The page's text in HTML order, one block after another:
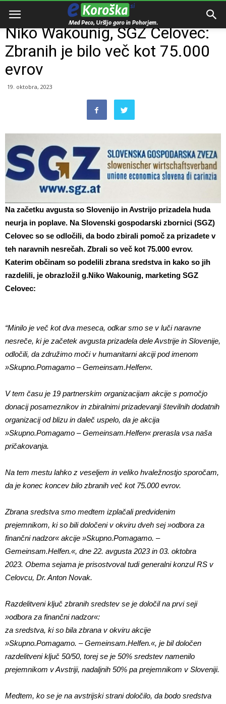
Domov
Niko Wakounig, SGZ Celovec:
Zbranih je bilo več kot 75.000
evrov
19. oktobra, 2023
Na začetku avgusta so Slovenijo in Avstrijo prizadela huda
neurja in poplave. Na Slovenski gospodarski zbornici (SGZ)
Celovec so se odločili, da bodo zbirali pomoč za prizadete v
teh naravnih nesrečah. Zbrali so več kot 75.000 evrov.
Katerim občinam so podelili zbrana sredstva in kako so jih
razdelili, je obrazložil g.Niko Wakounig, marketing SGZ
Celovec:
“Minilo je več kot dva meseca, odkar smo se v luči naravne
nesreče, ki je začetek avgusta prizadela dele Avstrije in Slovenije,
odločili, da združimo moči v humanitarni akciji pod imenom
»Skupno.Pomagamo – Gemeinsam.Helfen«.
V tem času je 19 partnerskim organizacijam akcije s pomočjo
donacij posameznikov in zbiralnimi prizadevanji številnih dodatnih
organizacij od blizu in daleč uspelo, da je akcija
»Skupno.Pomagamo – Gemeinsam.Helfen« prerasla vsa naša
pričakovanja.
Na tem mestu lahko z veseljem in veliko hvaležnostjo sporočam,
da je konec koncev bilo zbranih več kot 75.000 evrov.
Zbrana sredstva smo medtem izplačali predvidenim
prejemnikom, ki so bili določeni v okviru dveh sej »odbora za
finančni nadzor« akcije »Skupno.Pomagamo. –
Gemeinsam.Helfen.«, dne 22. avgusta 2023 in 03. oktobra
2023. Obema sejama je prisostvoval tudi generalni konzul RS v
Celovcu, Dr. Anton Novak.
Razdelitveni ključ zbranih sredstev se je določil na prvi seji
»odbora za finančni nadzor«:
za sredstva, ki so bila zbrana v okviru akcije
»Skupno.Pomagamo. – Gemeinsam.Helfen.«, je bil določen
razdelitveni ključ 50/50, torej se je 50% sredstev namenilo
prejemnikom v Avstriji, nadaljnih 50% pa prejemnikom v Sloveniji.
Medtem, ko se je na avstrijski strani določilo, da bodo sredstva